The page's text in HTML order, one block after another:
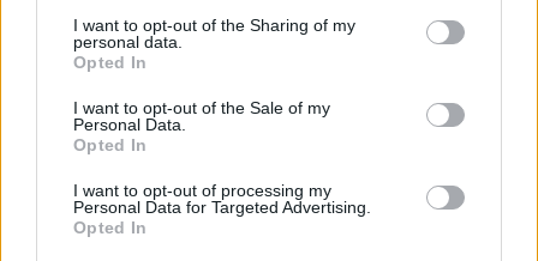
I want to opt-out of the Sharing of my
personal data.
Opted In
I want to opt-out of the Sale of my
Personal Data.
Opted In
I want to opt-out of processing my
Personal Data for Targeted Advertising.
Opted In
έως 50%
Γερμανία: Συνελήφθη Ουκρανός που κατηγορείται για
κατασκοπεία σε βάρος εταιρείας όπλων
Σχεδόν 16.000 ξένοι στρατιώτες πολεμούν στην
Ουκρανία